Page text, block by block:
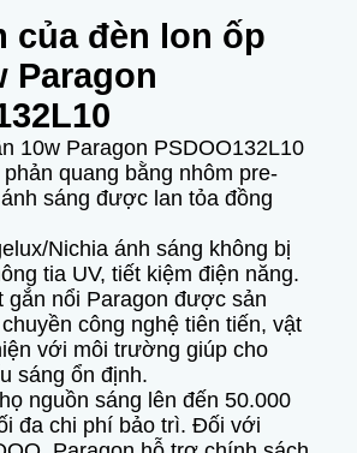
của đèn lon ốp
Paragon
10w Paragon PSDOO132L10
quang bằng nhôm pre-
sáng được lan tỏa đồng
Nichia ánh sáng không bị
tia UV, tiết kiệm điện năng.
gắn nổi Paragon được sản
công nghệ tiên tiến, vật
với môi trường giúp cho
sáng ổn định.
nguồn sáng lên đến 50.000
đa chi phí bảo trì. Đối với